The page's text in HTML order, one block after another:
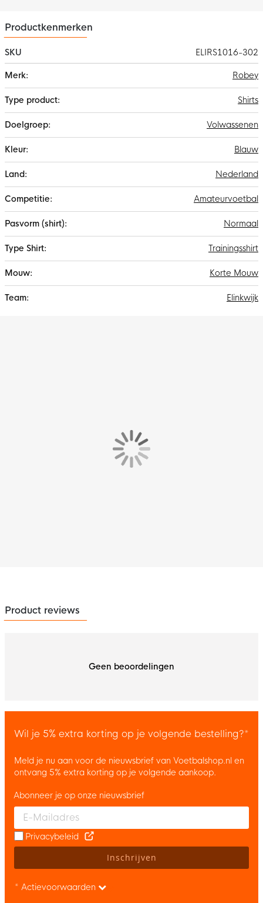
Productkenmerken
SKU
ELIRS1016-302
informatie
Robey
Shirts
Volwassenen
Blauw
Nederland
Amateurvoetbal
Normaal
Trainingsshirt
Korte Mouw
Elinkwijk
Product reviews
Geen beoordelingen
Wil je 5% extra korting op je volgende bestelling?*
Meld je nu aan voor de nieuwsbrief van Voetbalshop.nl en
ontvang 5% extra korting op je volgende aankoop.
Enter your email and accept the privacy policy to subscribe to
Abonneer je op onze nieuwsbrief
Privacybeleid
Inschrijven
* Actievoorwaarden